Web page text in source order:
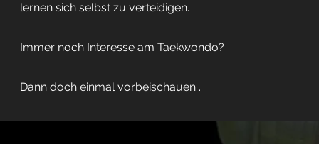
lernen sich selbst zu verteidigen.
Immer noch Interesse am Taekwondo?
Dann doch einmalvorbeischauen ....